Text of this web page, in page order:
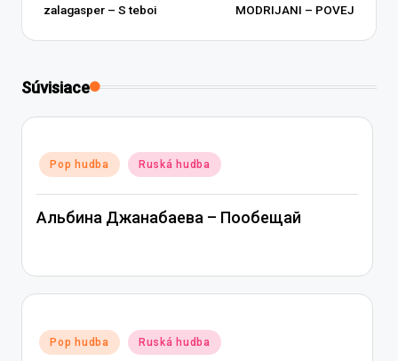
navigation
zalagasper – S teboi MODRIJANI – POVEJ
Súvisiace
Posted
in
Pop hudba Ruská hudba
Альбина Джанабаева – Пообещай
Posted
in
Pop hudba Ruská hudba